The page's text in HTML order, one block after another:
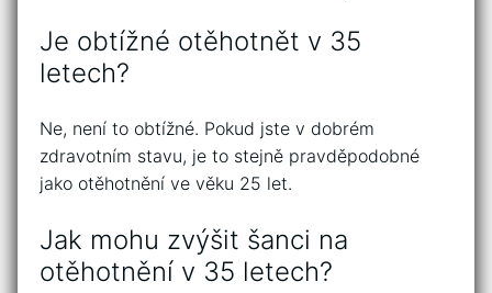
Je obtížné otěhotnět v 35
letech?
Ne, není to obtížné. Pokud jste v dobrém
zdravotním stavu, je to stejně pravděpodobné
jako otěhotnění ve věku 25 let.
Jak mohu zvýšit šanci na
otěhotnění v 35 letech?